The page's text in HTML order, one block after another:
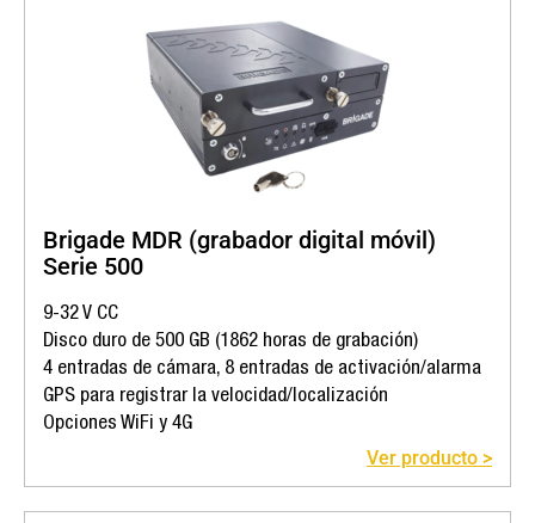
Brigade MDR (grabador digital móvil)
Serie 500
9-32 V CC
Disco duro de 500 GB (1862 horas de grabación)
4 entradas de cámara, 8 entradas de activación/alarma
GPS para registrar la velocidad/localización
Opciones WiFi y 4G
Ver producto >